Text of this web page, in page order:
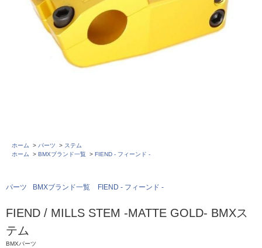
ホーム > パーツ > ステム
ホーム
> BMXブランド一覧 > FIEND - フィーンド -
パーツ BMXブランド一覧 FIEND - フィーンド -
FIEND / MILLS STEM -MATTE GOLD- BMXス
テム
BMXパーツ